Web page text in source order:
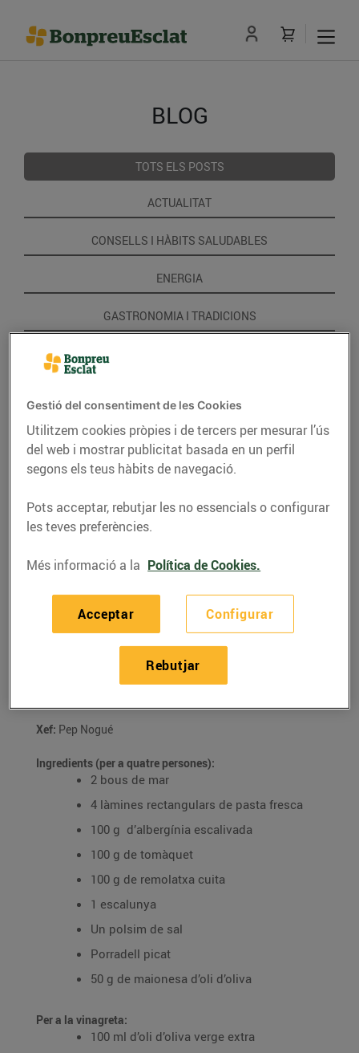
BLOG
TOTS ELS POSTS
ACTUALITAT
CONSELLS I HÀBITS SALUDABLES
ENERGIA
GASTRONOMIA I TRADICIONS
RECEPTES
Canelons de bou de
07/d’octubre/2015
Xef: Pep Nogué
Ingredients (per a quatre persones):
2 bous de mar
4 làmines rectangulars de pasta fresca
100 g d’albergínia escalivada
100 g de tomàquet
100 g de remolatxa cuita
1 escalunya
Un polsim de sal
Porradell picat
50 g de maionesa d’oli d’oliva
Per a la vinagreta:
100 ml d’oli d’oliva verge extra
Gestió del consentiment de les Cookies
Utilitzem cookies pròpies i de tercers per mesurar l’ús
del web i mostrar publicitat basada en un perfil
segons els teus hàbits de navegació.
Pots acceptar, rebutjar les no essencials o configurar
les teves preferències.
Més informació a la Política de Cookies.
Configurar
Rebutjar
Acceptar